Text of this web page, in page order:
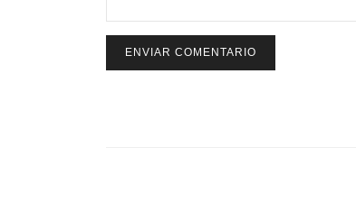
ENVIAR COMENTARIO